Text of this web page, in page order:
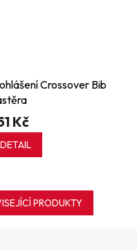
Crossover Bib
Kč
DETAIL
PRODUKTY